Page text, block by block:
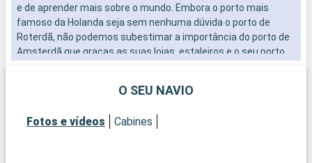
e de aprender mais sobre o mundo. Embora o porto mais
famoso da Holanda seja sem nenhuma dúvida o porto de
Roterdã, não podemos subestimar a importância do porto de
Amsterdã que graças as suas lojas, estaleiros e o seu porto
o centro mais tradicional desta cidade que é delimitada por
atmosfera especifica... Os museus, os monumentos, os
O SEU NAVIO
Fotos e vídeos Cabines